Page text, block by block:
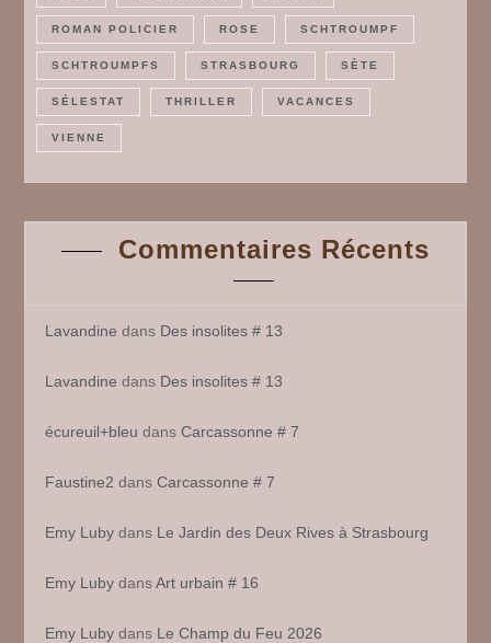
ROMAN POLICIER ROSE SCHTROUMPF
SCHTROUMPFS STRASBOURG SÈTE
SÉLESTAT THRILLER VACANCES
VIENNE
Commentaires Récents
Lavandine dans Des insolites # 13
Lavandine dans Des insolites # 13
écureuil+bleu dansCarcassonne # 7
Faustine2 dansCarcassonne # 7
Emy Luby dans Le Jardin des Deux Rives à Strasbourg
Emy Luby dansArt urbain # 16
Emy Luby dans Le Champ du Feu 2026